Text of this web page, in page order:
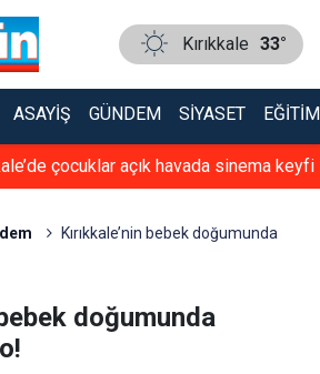
Kırıkkale 33°
ASAYIŞ GÜNDEM SIYASET EĞITIM
çocuklar açık havada sinema keyfi
Kırıkkale’nin bebek doğumunda
doğumunda